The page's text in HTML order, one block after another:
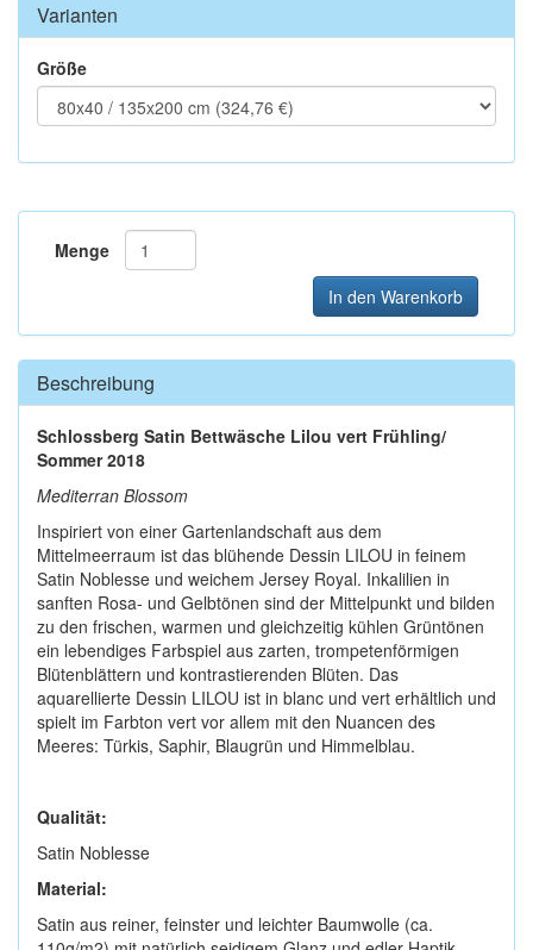
Varianten
Größe
Menge
In den Warenkorb
Beschreibung
Schlossberg Satin Bettwäsche Lilou vert Frühling/
Sommer 2018
Mediterran Blossom
Inspiriert von einer Gartenlandschaft aus dem
Mittelmeerraum ist das blühende Dessin LILOU in feinem
Satin Noblesse und weichem Jersey Royal. Inkalilien in
sanften Rosa- und Gelbtönen sind der Mittelpunkt und bilden
zu den frischen, warmen und gleichzeitig kühlen Grüntönen
ein lebendiges Farbspiel aus zarten, trompetenförmigen
Blütenblättern und kontrastierenden Blüten. Das
aquarellierte Dessin LILOU ist in blanc und vert erhältlich und
spielt im Farbton vert vor allem mit den Nuancen des
Meeres: Türkis, Saphir, Blaugrün und Himmelblau.
Qualität:
Satin Noblesse
Material:
Satin aus reiner, feinster und leichter Baumwolle (ca.